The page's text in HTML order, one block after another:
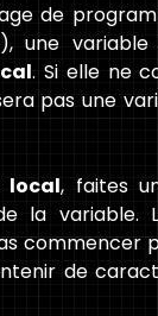
de
une variable
. Si elle ne
pas une
local, faites
la variable.
commencer
de